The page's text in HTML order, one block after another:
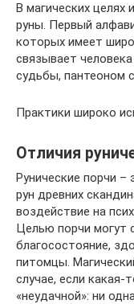
В магических целях
руны. Первый
которых имеет
связывает
судьбы, пантеоном
Практики широко
Отличия
Рунические порчи –
рун древних
воздействие на
Целью порчи могут
благосостояние,
питомцы.
случае, если какая-
«неудачной»: ни